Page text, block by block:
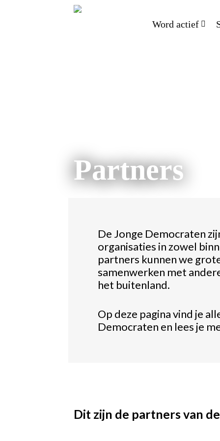
Word actief
Partners
De Jonge Democraten
organisaties in zowel
partners kunnen we
samenwerken met
het buitenland.
Op deze pagina vind je
Democraten en lees je
Dit zijn de partners van